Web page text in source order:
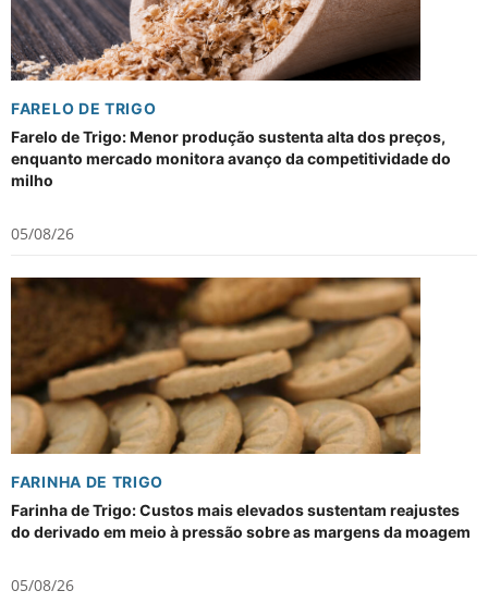
FARELO DE TRIGO
Farelo de Trigo: Menor produção sustenta alta dos preços,
enquanto mercado monitora avanço da competitividade do
milho
05/08/26
FARINHA DE TRIGO
Farinha de Trigo: Custos mais elevados sustentam reajustes
do derivado em meio à pressão sobre as margens da moagem
05/08/26